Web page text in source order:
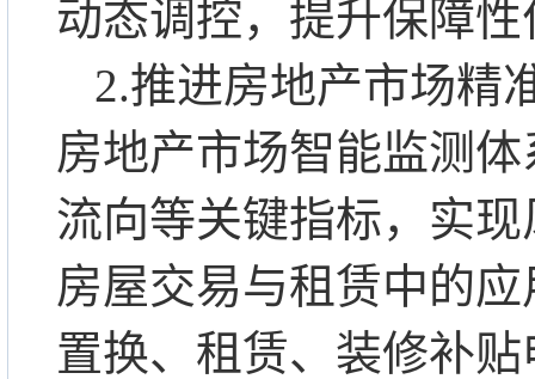
动态调控，提升保障
2.推进房地产市场精
房地产市场智能监测
流向等关键指标，实
房屋交易与租赁中的
置换、租赁、装修补